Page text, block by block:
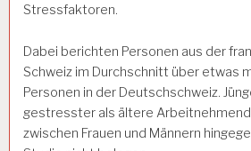
Stressfaktoren.
Dabei berichten Personen aus der
Schweiz im Durchschnitt über etwas
Personen in der Deutschschweiz.
gestresster als ältere
zwischen Frauen und Männern